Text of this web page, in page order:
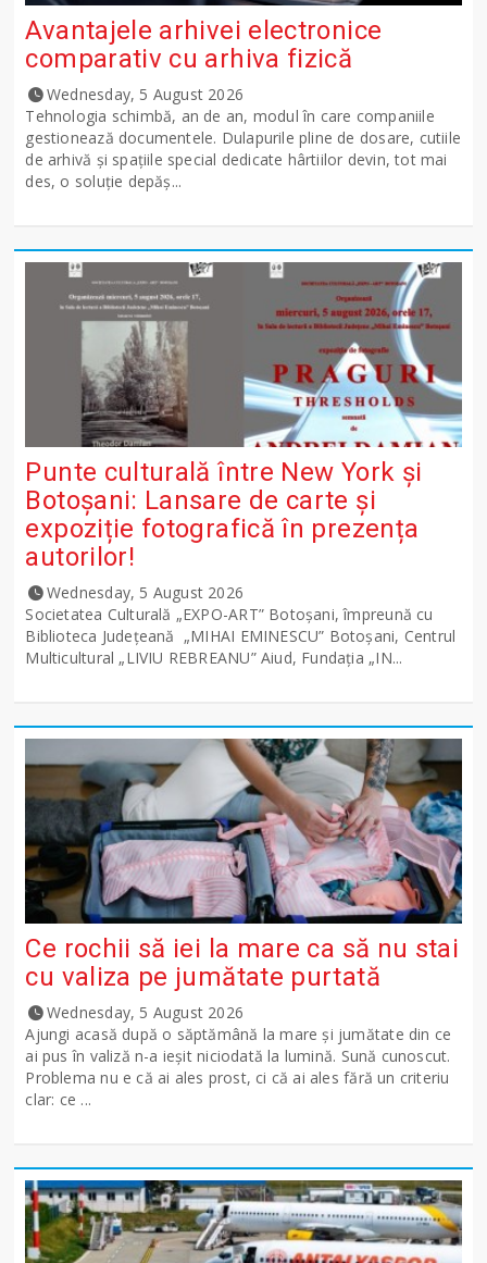
Avantajele arhivei electronice
comparativ cu arhiva fizică
Wednesday, 5 August 2026
Tehnologia schimbă, an de an, modul în care companiile
gestionează documentele. Dulapurile pline de dosare, cutiile
de arhivă și spațiile special dedicate hârtiilor devin, tot mai
des, o soluție depăș...
Punte culturală între New York și
Botoșani: Lansare de carte și
expoziție fotografică în prezența
autorilor!
Wednesday, 5 August 2026
Societatea Culturală „EXPO-ART” Botoșani, împreună cu
Biblioteca Județeană „MIHAI EMINESCU” Botoșani, Centrul
Multicultural „LIVIU REBREANU” Aiud, Fundația „IN...
Ce rochii să iei la mare ca să nu stai
cu valiza pe jumătate purtată
Wednesday, 5 August 2026
Ajungi acasă după o săptămână la mare și jumătate din ce
ai pus în valiză n-a ieșit niciodată la lumină. Sună cunoscut.
Problema nu e că ai ales prost, ci că ai ales fără un criteriu
clar: ce ...